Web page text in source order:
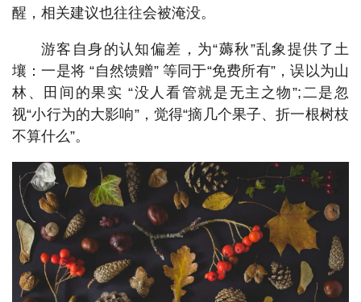
醒，相关建议也往往会被淹没。
游客自身的认知偏差，为“薅秋”乱象提供了土
壤：一是将 “自然馈赠” 等同于“免费所有”，误以为山
林、田间的果实 “没人看管就是无主之物”;二是忽
视“小行为的大影响”，觉得“摘几个果子、折一根树枝
不算什么”。